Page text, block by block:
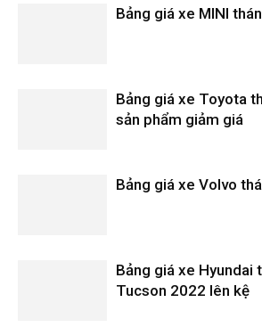
Bảng giá xe MINI
Bảng giá xe Toyota
sản phẩm giảm giá
Bảng giá xe Volvo
Bảng giá xe Hyundai
Tucson 2022 lên kệ